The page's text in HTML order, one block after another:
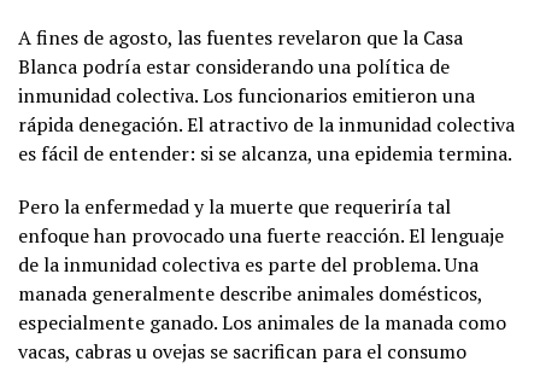
A fines de agosto, las fuentes revelaron que la Casa
Blanca podría estar considerando una política de
inmunidad colectiva. Los funcionarios emitieron una
rápida denegación. El atractivo de la inmunidad colectiva
es fácil de entender: si se alcanza, una epidemia termina.
Pero la enfermedad y la muerte que requeriría tal
enfoque han provocado una fuerte reacción. El lenguaje
de la inmunidad colectiva es parte del problema. Una
manada generalmente describe animales domésticos,
especialmente ganado. Los animales de la manada como
vacas, cabras u ovejas se sacrifican para el consumo